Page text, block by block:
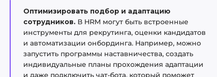
Оптимизировать подбор и адаптацию
сотрудников. В HRM могут быть встроенные
инструменты для рекрутинга, оценки кандидатов
и автоматизации онбординга. Например, можно
запустить программы наставничества, создать
индивидуальные планы прохождения адаптации
и даже подключить чат-бота, который поможет